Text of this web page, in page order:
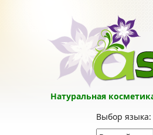
Натуральная
Выбор языка: